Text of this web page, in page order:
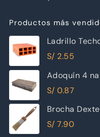
Productos más
Ladrillo
Piramide
S/ 2.55
Adoquín 4
S/ 0.87
Brocha
S/ 7.90